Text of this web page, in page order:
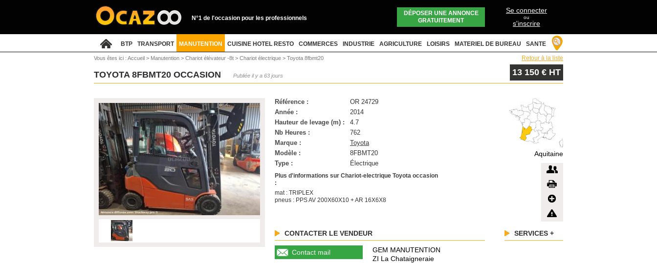
N°1 de l'occasion pour les professionnels
DÉPOSER UNE ANNONCE
GRATUITEMENT
Se connecter
ou
s'inscrire
BTP TRANSPORT MANUTENTION CUISINE HOTEL RESTO COMMERCES INDUSTRIE AGRICULTURE LOISIRS MATERIEL DE BUREAU SANTE
Vous êtes ici : Accueil > Manutention > Chariot élévateur -8t > Chariot électrique > Toyota 8fbmt20 Retour à la liste
TOYOTA 8FBMT20 OCCASION Publiée il y a 63 jours 13 150 € HT
Référence :
OR 24729
Année :
2014
Hauteur de levage (m) :
4.7
Nb Heures :
762
Marque :
Toyota
Modèle :
8FBMT20
Type :
Électrique
Plus d'informations sur Chariot-electrique Toyota occasion
:
mat : TRIPLEX
pneus : PPS AV 200X60X10 + AR 16X6X8
Aquitaine
CONTACTER LE VENDEUR
Contact mail
GEM MANUTENTION
ZI La Chataigneraie
SERVICES +